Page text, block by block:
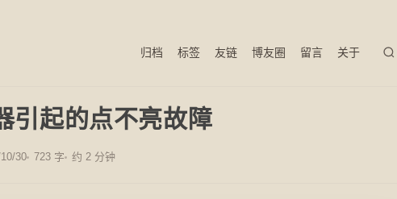
归档 标签 友链 博友圈 留言 关于
引起的点不亮故障
30 723 字 约 2 分钟